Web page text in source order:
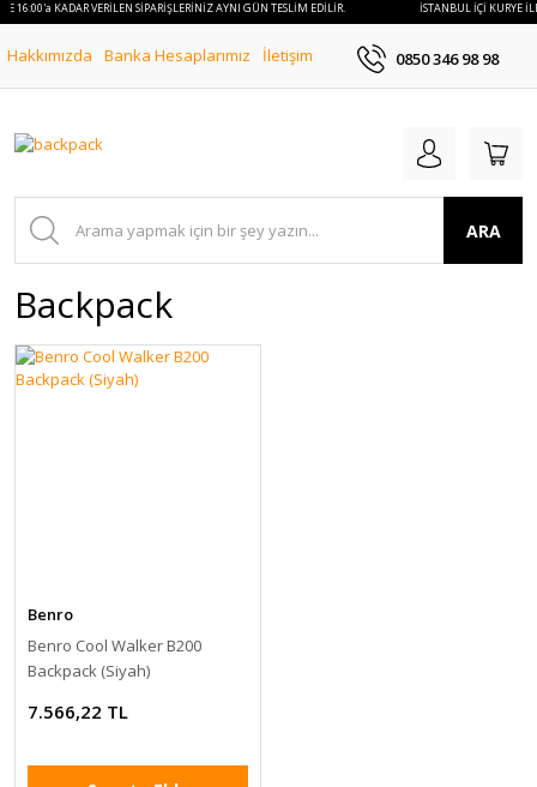
16:00'a KADAR VERİLEN SİPARİŞLERİNİZ AYNI GÜN TESLİM EDİLİR. İSTANBUL İÇİ KURYE
Hakkımızda Banka Hesaplarımız İletişim 0850 346 98 98
ARA
Backpack
Benro
Benro Cool Walker B200
Backpack (Siyah)
7.566,22 TL